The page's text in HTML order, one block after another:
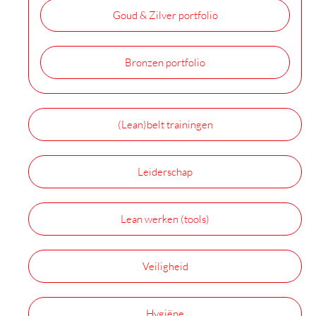
Goud & Zilver portfolio
Bronzen portfolio
(Lean)belt trainingen
Leiderschap
Lean werken (tools)
Veiligheid
Hygiëne